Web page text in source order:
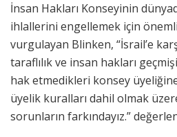
İnsan Hakları Konseyinin
ihlallerini engellemek için
vurgulayan Blinken, “İsrail’e
taraflılık ve insan hakları
hak etmedikleri konsey
üyelik kuralları dahil olmak
sorunların farkındayız.”